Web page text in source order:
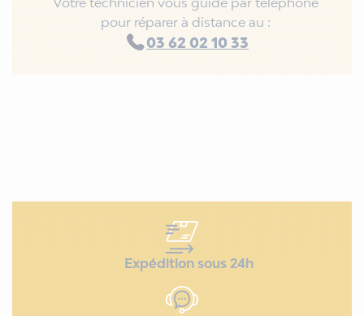
pour réparer à distance au :
03 62 02 10 33
Expédition sous 24h